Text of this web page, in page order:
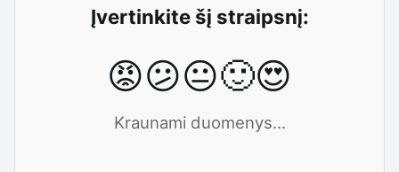
Įvertinkite šį straipsnį:
😡😕😐🙂😍
Kraunami duomenys...